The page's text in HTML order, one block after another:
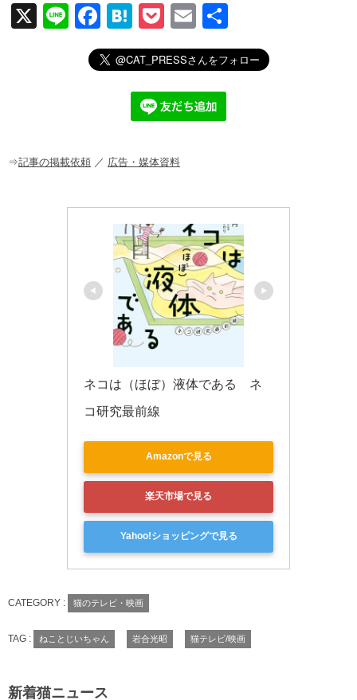
X
Li
F
a
c
o
H
at
e
n
a
P
o
ck
et
E
m
ail
有
⇒記事の掲載依頼 ／ 広告・媒体資料
ネコは（ほぼ）液体である　ネ
コ研究最前線
Amazonで見る
楽天市場で見る
Yahoo!ショッピングで見る
CATEGORY : 猫のテレビ・映画
TAG : ねことじいちゃん 岩合光昭 猫テレビ/映画
新着猫ニュース